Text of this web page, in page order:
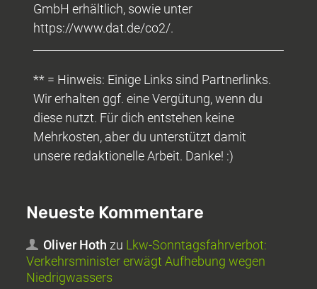
GmbH erhältlich, sowie unter
https://www.dat.de/co2/.
** = Hinweis: Einige Links sind Partnerlinks.
Wir erhalten ggf. eine Vergütung, wenn du
diese nutzt. Für dich entstehen keine
Mehrkosten, aber du unterstützt damit
unsere redaktionelle Arbeit. Danke! :)
Neueste Kommentare
Oliver Hoth zu Lkw-Sonntagsfahrverbot:
Verkehrsminister erwägt Aufhebung wegen
Niedrigwassers